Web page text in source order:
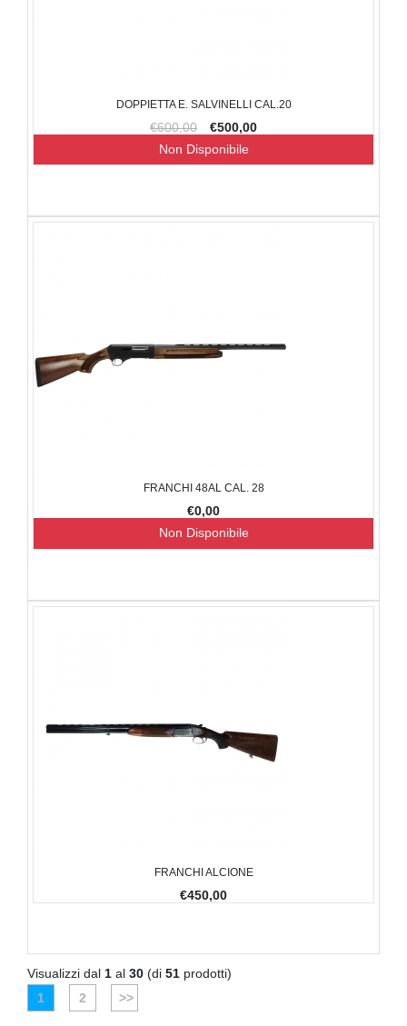
DOPPIETTA E. SALVINELLI CAL.20
€600,00 €500,00
Non Disponibile
FRANCHI 48AL CAL. 28
€0,00
Non Disponibile
FRANCHI ALCIONE
€450,00
Visualizzi dal 1 al 30 (di 51 prodotti)
1
2 >>